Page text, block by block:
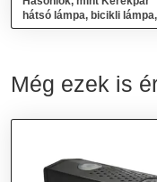
hátsó lámpa, bicikli lámpa,
ledes kerékpár lámpa -
Még ezek is